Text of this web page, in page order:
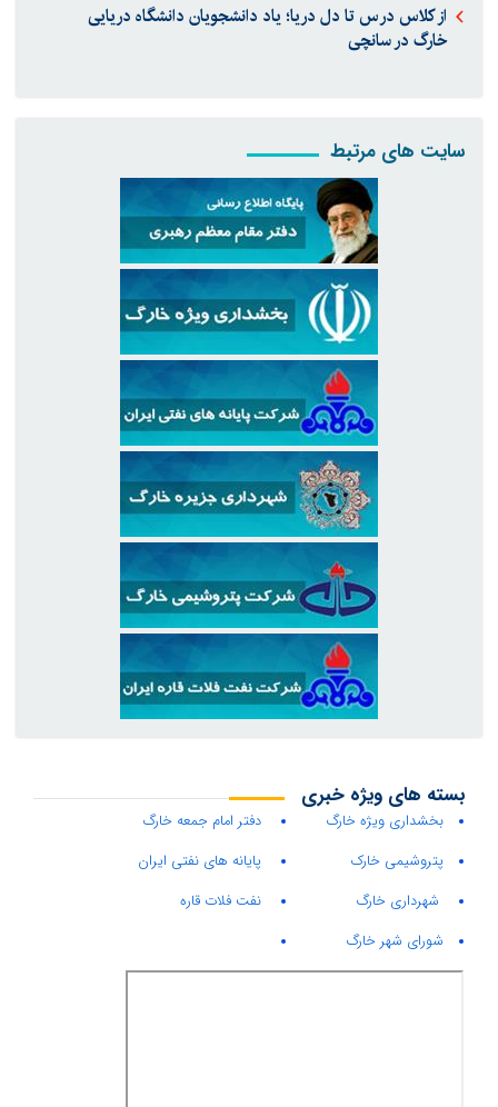
از کلاس درس تا دل دریا؛ یاد دانشجویان دانشگاه دریایی
خارگ در سانچی
سایت های مرتبط
بسته های ویژه خبری
بخشداری ویژه خارگ
دفتر امام جمعه خارگ
پتروشیمی خارک
پایانه های نفتی ایران
شهرداری خارگ
نفت فلات قاره
شورای شهر خارگ